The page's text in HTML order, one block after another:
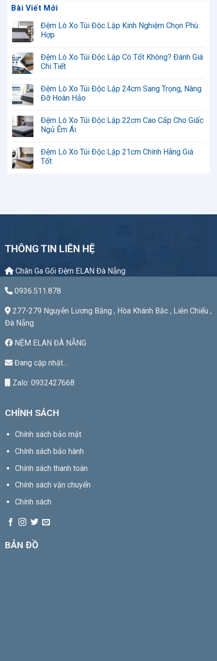
Bài Viết Mới
Đệm Lò Xo Túi Độc Lập Kinh Nghiệm Chọn Phù
Hợp
bình
luận
ở
Xo
Túi
Độc
Nghiệm
Chọn
Phù
Đệm Lò Xo Túi Độc Lập Có Tốt Không? Đánh Giá
Chi Tiết
bình
luận
ở
Xo
Túi
Độc
Tốt
Không?
Đánh
Đệm Lò Xo Túi Độc Lập 24cm Sang Trọng, Nâng
Đỡ Hoàn Hảo
bình
luận
ở
Xo
Túi
Độc
Hảo
Đệm Lò Xo Túi Độc Lập 22cm Cao Cấp Cho Giấc
Ngủ Êm Ái
bình
luận
ở
Cao
Êm
Ái
Đệm Lò Xo Túi Độc Lập 21cm Chính Hãng Giá
Tốt
Xo
Chính
Hãng
THÔNG TIN LIÊN HỆ
Chăn Ga Gối Đệm ELAN Đà Nẵng
0936.511.878
277-279 Nguyễn Lương Bằng , Hòa Khánh Bắc , Liên Chiểu ,
Đà Nẵng
NỆM ELAN ĐÀ NẴNG
Đang cập nhật...
Zalo: 0932427668
CHÍNH SÁCH
Chính sách bảo mật
Chính sách bảo hành
Chính sách thanh toán
Chính sách vận chuyển
Chính sách
BẢN ĐỒ